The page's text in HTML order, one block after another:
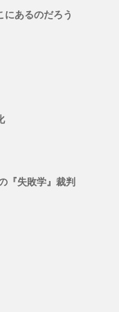
にあるのだろう
『失敗学』裁判